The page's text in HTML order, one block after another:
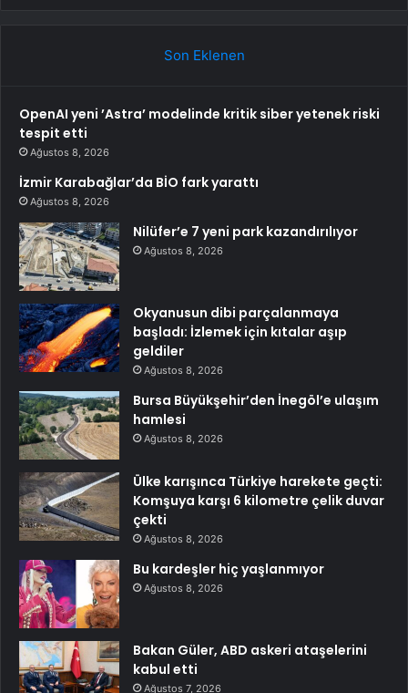
Son Eklenen
OpenAI yeni ’Astra’ modelinde kritik siber yetenek riski
tespit etti
Ağustos 8, 2026
İzmir Karabağlar’da BİO fark yarattı
Ağustos 8, 2026
Nilüfer’e 7 yeni park kazandırılıyor
Ağustos 8, 2026
Okyanusun dibi parçalanmaya
başladı: İzlemek için kıtalar aşıp
geldiler
Ağustos 8, 2026
Bursa Büyükşehir’den İnegöl’e ulaşım
hamlesi
Ağustos 8, 2026
Ülke karışınca Türkiye harekete geçti:
Komşuya karşı 6 kilometre çelik duvar
çekti
Ağustos 8, 2026
Bu kardeşler hiç yaşlanmıyor
Ağustos 8, 2026
Bakan Güler, ABD askeri ataşelerini
kabul etti
Ağustos 7, 2026